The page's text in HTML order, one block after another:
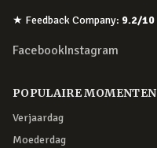
★ Feedback Company: 9.2/10
FacebookInstagram
POPULAIRE MOMENTEN
Verjaardag
Moederdag